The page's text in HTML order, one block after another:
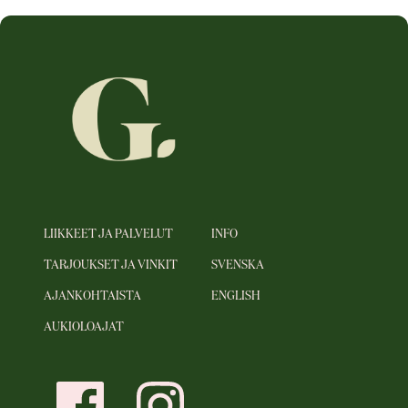
LIIKKEET JA PALVELUT
TARJOUKSET JA VINKIT
AJANKOHTAISTA
AUKIOLOAJAT
INFO
SVENSKA
ENGLISH